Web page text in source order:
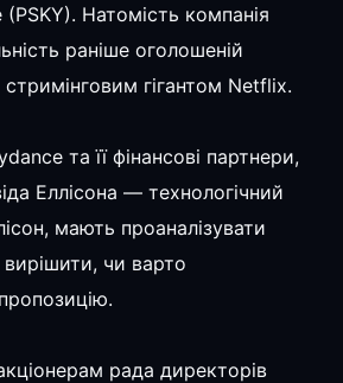
Натомість компанія
раніше оголошеній
стримінговим гігантом Netflix.
та її фінансові партнери,
Еллісона — технологічний
мають проаналізувати
вирішити, чи варто
рада директорів